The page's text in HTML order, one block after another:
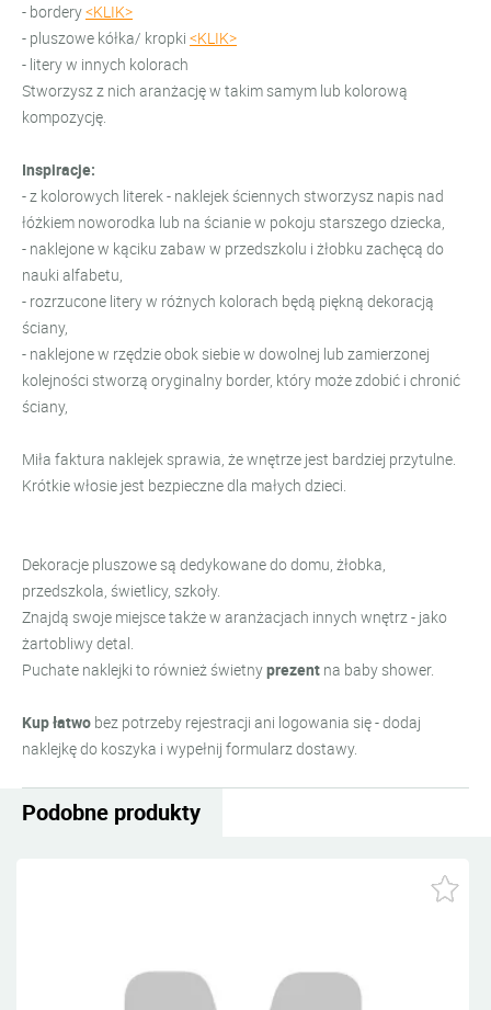
- bordery<KLIK>
- pluszowe kółka/ kropki <KLIK>
- litery w innych kolorach
Stworzysz z nich aranżację w takim samym lub kolorową
kompozycję.
Inspiracje:
- z kolorowych literek - naklejek ściennych stworzysz napis nad
łóżkiem noworodka lub na ścianie w pokoju starszego dziecka,
- naklejone w kąciku zabaw w przedszkolu i żłobku zachęcą do
nauki alfabetu,
- rozrzucone litery w różnych kolorach będą piękną dekoracją
ściany,
- naklejone w rzędzie obok siebie w dowolnej lub zamierzonej
kolejności stworzą oryginalny border, który może zdobić i chronić
ściany,
Miła faktura naklejek sprawia, że wnętrze jest bardziej przytulne.
Krótkie włosie jest bezpieczne dla małych dzieci.
Dekoracje pluszowe są dedykowane do domu, żłobka,
przedszkola, świetlicy, szkoły.
Znajdą swoje miejsce także w aranżacjach innych wnętrz - jako
żartobliwy detal.
Puchate naklejki to również świetnyprezent na baby shower.
Kup łatwo bez potrzeby rejestracji ani logowania się - dodaj
naklejkę do koszyka i wypełnij formularz dostawy.
Podobne produkty